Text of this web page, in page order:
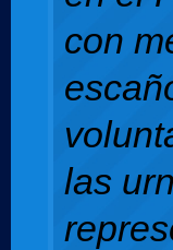
con
las